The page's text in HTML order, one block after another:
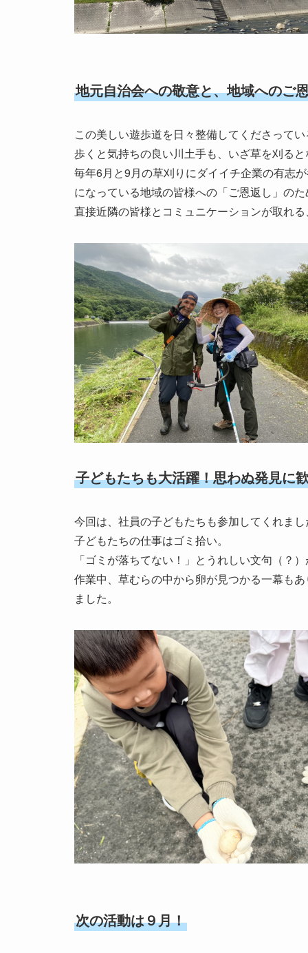
地元自治会への敬意と、地域へのご
この美しい遊歩道を日々整備してくださって
歩くと気持ちの良い川土手も、いざ草を刈る
毎年6月と9月の草刈りにダイイチ企業の有志
になっている地域の皆様への「ご恩返し」の
直接近隣の皆様とコミュニケーションが取れ
子どもたちも大活躍！思わぬ発見に
今回は、社員の子どもたちも参加してくれま
子どもたちの仕事はゴミ拾い。
「ゴミが落ちてない！」とうれしい文句（？
作業中、草むらの中から卵が見つかる一幕も
ました。
次の活動は９月！